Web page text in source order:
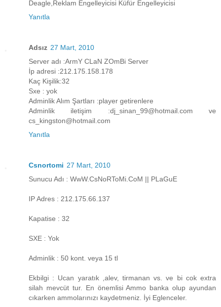
Deagle,Reklam Engelleyicisi Küfür Engelleyicisi
Yanıtla
Adsız 27 Mart, 2010
Server adı :ArmY CLaN ZOmBi Server
İp adresi :212.175.158.178
Kaç Kişilik:32
Sxe : yok
Adminlik Alım Şartları :player getirenlere
Adminlik iletişim :dj_sinan_99@hotmail.com ve
cs_kingston@hotmail.com
Yanıtla
Csnortomi 27 Mart, 2010
Sunucu Adı : WwW.CsNoRToMi.CoM || PLaGuE
IP Adres : 212.175.66.137
Kapatise : 32
SXE : Yok
Adminlik : 50 kont. veya 15 tl
Ekbilgi : Ucan yaratık ,alev, tirmanan vs. ve bi cok extra
silah mevcüt tur. En önemlisi Ammo banka olup ayundan
cıkarken ammolarınızı kaydetmeniz. İyi Eglenceler.